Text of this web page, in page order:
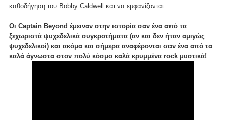
καθοδήγηση του Bobby Caldwell και να εμφανίζονται.
Οι Captain Beyond έμειναν στην ιστορία σαν ένα από τα
ξεχωριστά ψυχεδελικά συγκροτήματα (αν και δεν ήταν αμιγώς
ψυχεδελικοί) και ακόμα και σήμερα αναφέρονται σαν ένα από τα
καλά άγνωστα στον πολύ κόσμο καλά κρυμμένα rock μυστικά!